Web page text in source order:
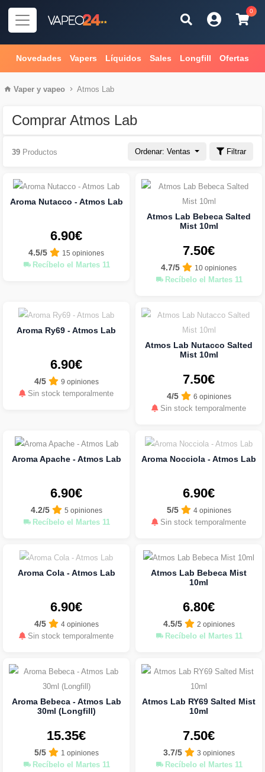
0
Novedades Vapers Líquidos Sales Longfill Ofertas
Vaper y vapeo Atmos Lab
Comprar Atmos Lab
Ordenar: Ventas Filtrar
39 Productos
Aroma Nutacco - Atmos Lab
6.90€
4.5/5 15 opiniones
Recíbelo el Martes 11
Atmos Lab Bebeca Salted
Mist 10ml
7.50€
4.7/5 10 opiniones
Recíbelo el Martes 11
Aroma Ry69 - Atmos Lab
6.90€
4/5 9 opiniones
Sin stock temporalmente
Atmos Lab Nutacco Salted
Mist 10ml
7.50€
4/5 6 opiniones
Sin stock temporalmente
Aroma Apache - Atmos Lab
6.90€
4.2/5 5 opiniones
Recíbelo el Martes 11
Aroma Nocciola - Atmos Lab
6.90€
5/5 4 opiniones
Sin stock temporalmente
Aroma Cola - Atmos Lab
6.90€
4/5 4 opiniones
Sin stock temporalmente
Atmos Lab Bebeca Mist
10ml
6.80€
4.5/5 2 opiniones
Recíbelo el Martes 11
Aroma Bebeca - Atmos Lab
30ml (Longfill)
15.35€
5/5 1 opiniones
Recíbelo el Martes 11
Atmos Lab RY69 Salted Mist
10ml
7.50€
3.7/5 3 opiniones
Recíbelo el Martes 11